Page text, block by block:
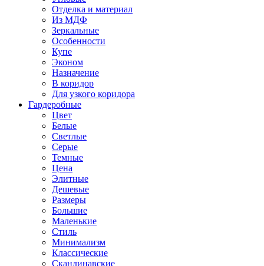
Отделка и материал
Из МДФ
Зеркальные
Особенности
Купе
Эконом
Назначение
В коридор
Для узкого коридора
Гардеробные
Цвет
Белые
Светлые
Серые
Темные
Цена
Элитные
Дешевые
Размеры
Большие
Маленькие
Стиль
Минимализм
Классические
Скандинавские